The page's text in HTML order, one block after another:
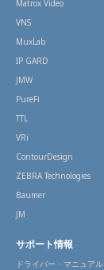
Matrox Video
VNS
MuxLab
IP GARD
JMW
PureFi
TTL
VRi
ContourDesign
ZEBRA Technologies
Baumer
JM
サポート情報
ドライバー・マニュアル